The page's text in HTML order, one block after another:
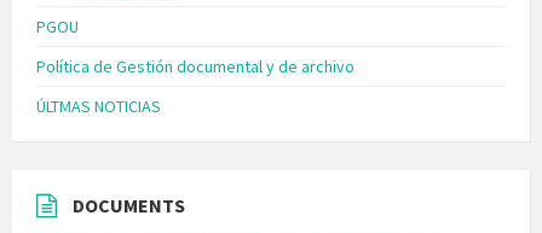
PGOU
Política de Gestión documental y de archivo
ÚLTMAS NOTICIAS
DOCUMENTS